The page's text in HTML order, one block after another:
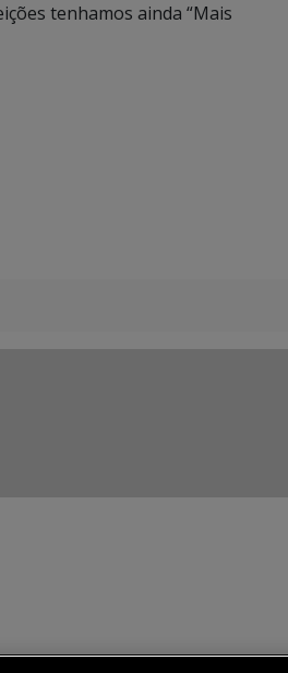
tenhamos ainda “Mais